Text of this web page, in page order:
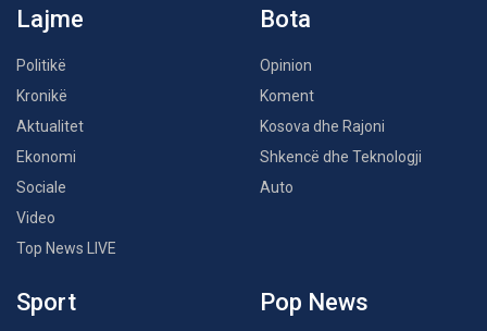
Lajme
Politikë
Kronikë
Aktualitet
Ekonomi
Sociale
Video
Top News LIVE
Bota
Opinion
Koment
Kosova dhe Rajoni
Shkencë dhe Teknologji
Auto
Sport Pop News